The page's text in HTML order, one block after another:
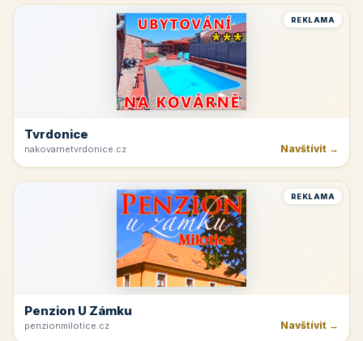
REKLAMA
Tvrdonice
nakovarnetvrdonice.cz Navštívit →
REKLAMA
Penzion U Zámku
penzionmilotice.cz Navštívit →